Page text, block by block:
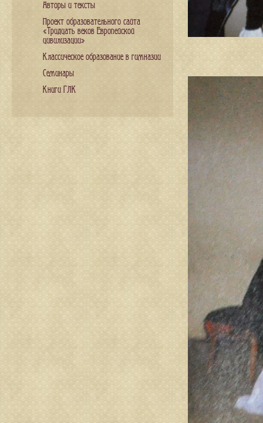
Авторы и тексты
Проект образовательного сайта
«Тридцать веков Европейской
цивилизации»
Классическое образование в гимназии
Семинары
Книги ГЛК